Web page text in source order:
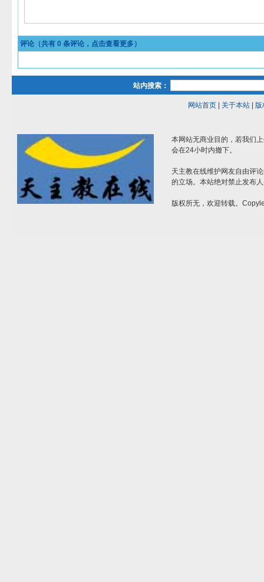
评论（共有 0 条评论，点击查看更多）
站内搜索：
网站首页| 关于本站| 版
本网站无商业目的，若我们
会在24小时内撤下。
天主教在线维护网友自由评
的立场。本站绝对禁止发布
版权所无，欢迎转载。